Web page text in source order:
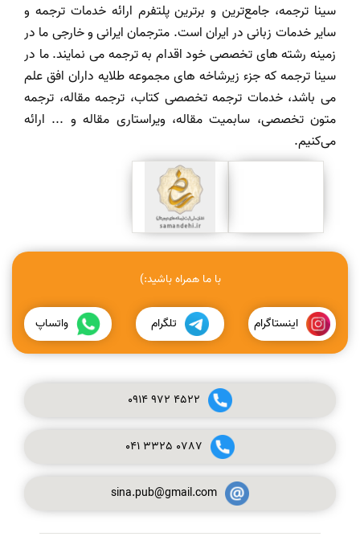
سینا ترجمه، جامع‌ترین و برترین پلتفرم ارائه خدمات ترجمه و
سایر خدمات زبانی در ایران است. مترجمان ایرانی و خارجی ما در
زمینه رشته های تخصصی خود اقدام به ترجمه می نمایند. ما در
سینا ترجمه که جزء زیرشاخه های مجموعه طلایه داران افق علم
می باشد، خدمات ترجمه تخصصی کتاب، ترجمه مقاله، ترجمه
متون تخصصی، سابمیت مقاله، ویراستاری مقاله و ... ارائه
می‌کنیم.
با ما همراه باشید:)
اینستاگرام تلگرام واتساپ
0914972 4522
041 3325 0787
sina.pub@gmail.com